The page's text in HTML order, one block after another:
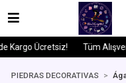
Kargo Ücretsiz! Tüm
PIEDRAS DECORATIVAS